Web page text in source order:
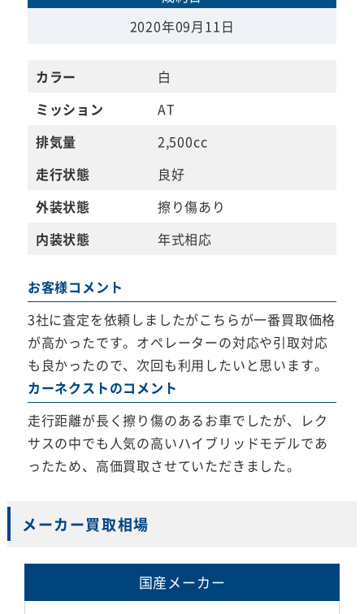
2020年09月11日
カラー
白
ミッション
AT
排気量
2,500cc
走行状態
良好
外装状態
擦り傷あり
内装状態
年式相応
お客様コメント
3社に査定を依頼しましたがこちらが一番買取価格
が高かったです。オペレーターの対応や引取対応
も良かったので、次回も利用したいと思います。
カーネクストのコメント
走行距離が長く擦り傷のあるお車でしたが、レク
サスの中でも人気の高いハイブリッドモデルであ
ったため、高価買取させていただきました。
メーカー買取相場
国産メーカー